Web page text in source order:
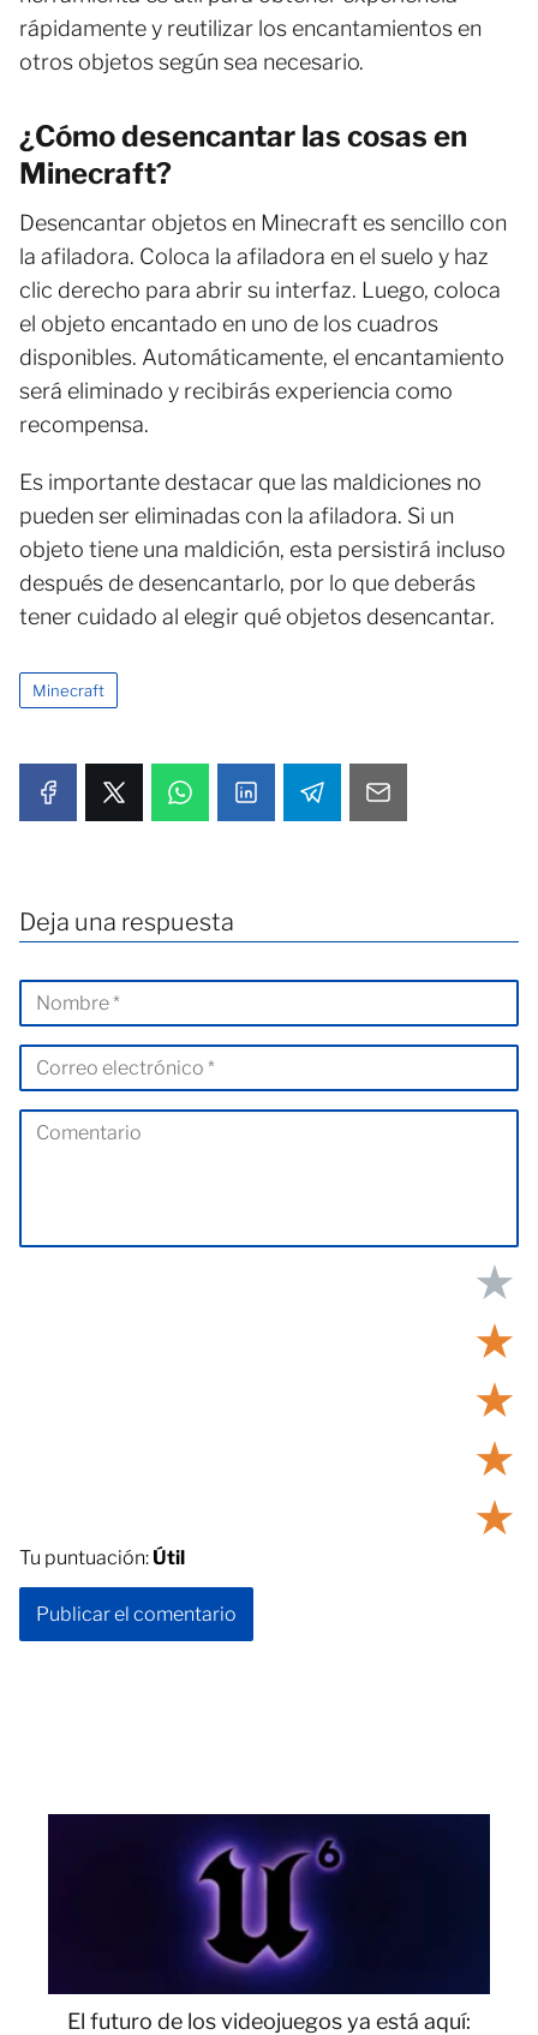
rápidamente y reutilizar los encantamientos en
otros objetos según sea necesario.
¿Cómo desencantar las cosas en
Minecraft?
Desencantar objetos en Minecraft es sencillo con
la afiladora. Coloca la afiladora en el suelo y haz
clic derecho para abrir su interfaz. Luego, coloca
el objeto encantado en uno de los cuadros
disponibles. Automáticamente, el encantamiento
será eliminado y recibirás experiencia como
recompensa.
Es importante destacar que las maldiciones no
pueden ser eliminadas con la afiladora. Si un
objeto tiene una maldición, esta persistirá incluso
después de desencantarlo, por lo que deberás
tener cuidado al elegir qué objetos desencantar.
Minecraft
Deja una respuesta
★
★
★
★
★
Tu puntuación: Útil
El futuro de los videojuegos ya está aquí: